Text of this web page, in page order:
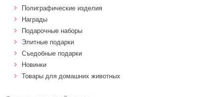
Полиграфические изделия
Награды
Подарочные наборы
Элитные подарки
Cъедобные подарки
Новинки
Товары для домашних животных